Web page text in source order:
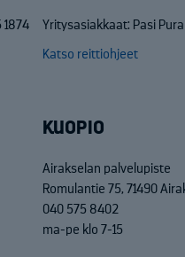
1874 Yritysasiakkaat: Pasi
Katso reittiohjeet
KUOPIO
Airakselan palvelupiste
Romulantie 75, 71490
040 575 8402
ma-pe klo 7-15